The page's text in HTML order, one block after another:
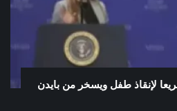
لإنقاذ طفل ويسخر من بايدن